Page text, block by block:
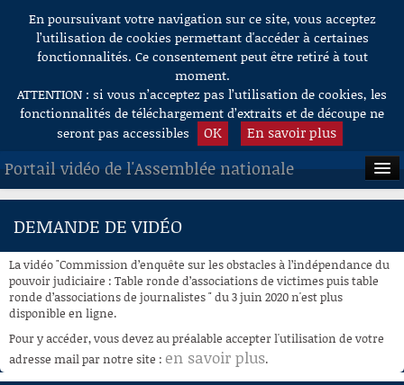
Aller au contenu
En poursuivant votre navigation sur ce site, vous acceptez
l’utilisation de cookies permettant d'accéder à certaines
fonctionnalités. Ce consentement peut être retiré à tout
moment.
ATTENTION : si vous n’acceptez pas l’utilisation de cookies, les
fonctionnalités de téléchargement d’extraits et de découpe ne
seront pas accessibles
OK En savoir plus
Portail vidéo de l'Assemblée nationale
ACCUEIL
À LA DEMANDE
RECHERCHE
AIDE À LA DÉCOUPE
DE VIDÉOS
DEMANDE DE VIDÉO
La vidéo "Commission d’enquête sur les obstacles à l’indépendance du
pouvoir judiciaire : Table ronde d’associations de victimes puis table
ronde d’associations de journalistes " du 3 juin 2020 n'est plus
disponible en ligne.
Pour y accéder, vous devez au préalable accepter l'utilisation de votre
adresse mail par notre site : en savoir plus.